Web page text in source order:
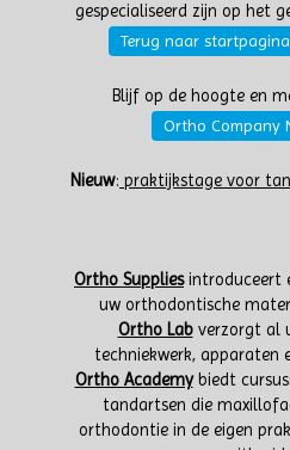
gespecialiseerd zijn op het
Terug naar
Blijf op de hoogte en
Ortho Company
Nieuw: praktijkstage voor
Ortho Suppliesintroduceert
uw orthodontische
Ortho Labverzorgt al
techniekwerk, apparaten
Ortho Academybiedt
tandartsen die
orthodontie in de eigen